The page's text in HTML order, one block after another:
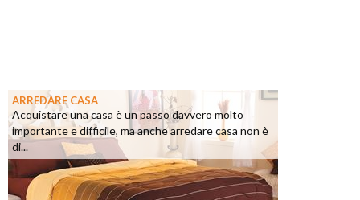
ARREDARE CASA
Acquistare una casa è un passo davvero molto
importante e difficile, ma anche arredare casa non è
di...